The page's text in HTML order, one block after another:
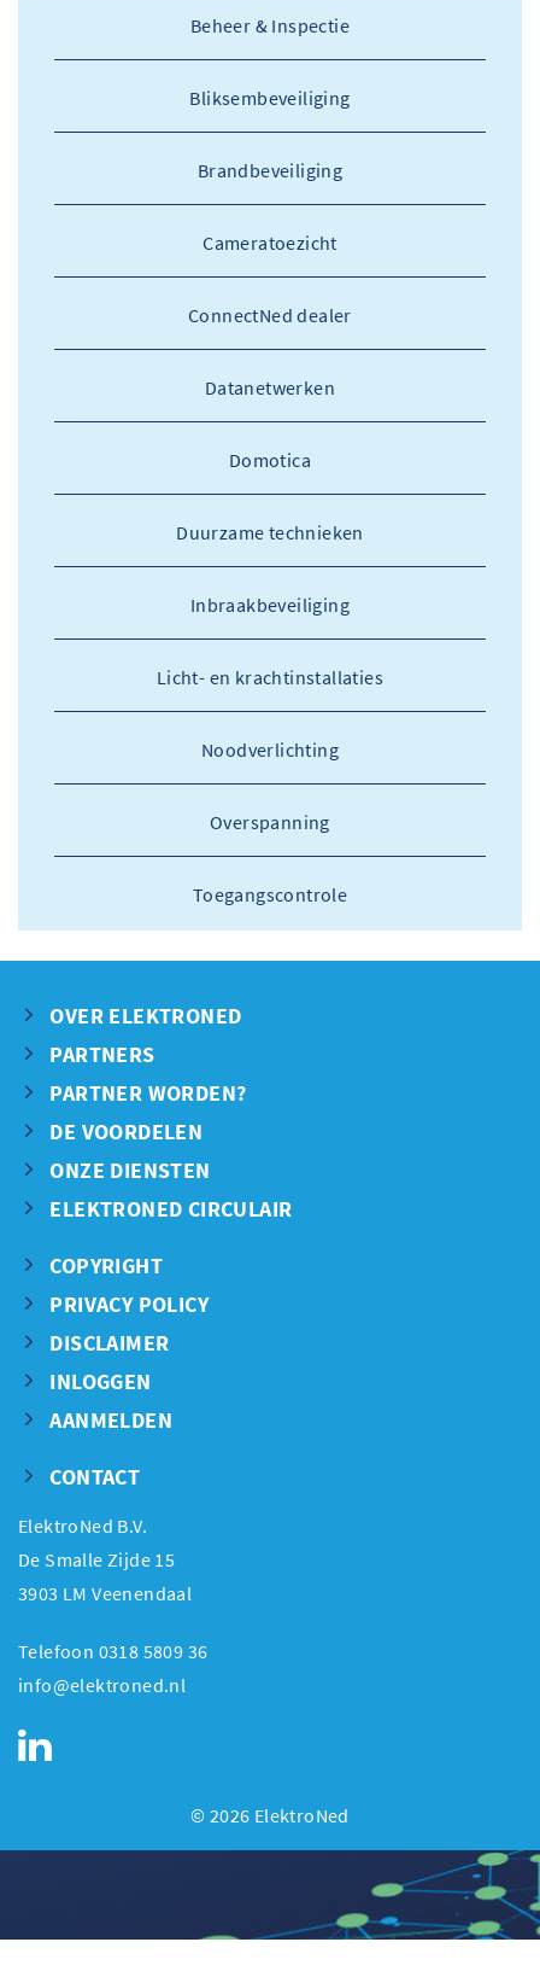
Beheer & Inspectie
Bliksembeveiliging
Brandbeveiliging
Cameratoezicht
ConnectNed dealer
Datanetwerken
Domotica
Duurzame technieken
Inbraakbeveiliging
Licht- en krachtinstallaties
Noodverlichting
Overspanning
Toegangscontrole
OVER ELEKTRONED
PARTNERS
PARTNER WORDEN?
DE VOORDELEN
ONZE DIENSTEN
ELEKTRONED CIRCULAIR
COPYRIGHT
PRIVACY POLICY
DISCLAIMER
INLOGGEN
AANMELDEN
CONTACT
ElektroNed B.V.
De Smalle Zijde 15
3903 LM Veenendaal
Telefoon 0318 5809 36
info@elektroned.nl
© 2026 ElektroNed